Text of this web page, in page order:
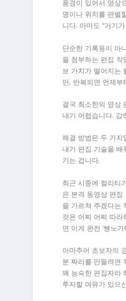
풍경이 있어서 영상
명이나 위치를 판별
니다. 아마도 “거기
단순한 기록용이 아
을 첨부하는 편집
보 가치가 떨어지는
만, 반복되면 언제부
결국 최소한의 영상
내기 어렵습니다. 감
해결 방법은 두 가지
내가 편집 기술을
기는 겁니다.
최근 시중에 컬리티
은 본격 동영상 편
을 가르쳐 주겠다는
것은 어찌 어찌 따
면 이게 완전 ‘쌩노
아마추어 초보자의
분 짜리를 만들려면
꽤 능숙한 편집자라
투자할 여유가 있으